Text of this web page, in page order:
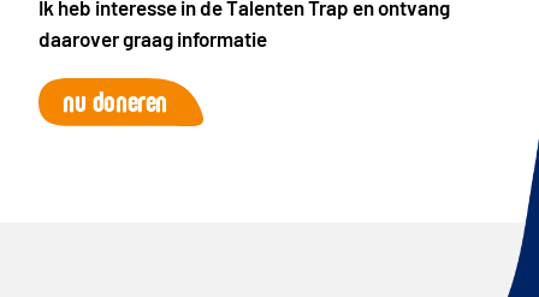
Ik heb interesse in de Talenten Trap en ontvang
daarover graag informatie
nu doneren